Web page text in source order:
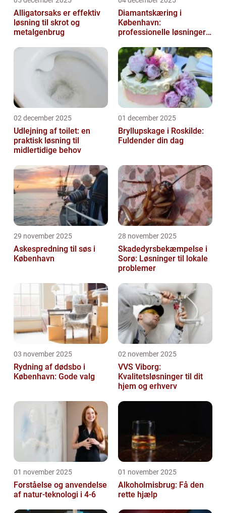
Alligatorsaks er effektiv
løsning til skrot og
metalgenbrug
Diamantskæring i
København:
professionelle løsninger
02 december 2025
Udlejning af toilet: en
praktisk løsning til
midlertidige behov
01 december 2025
Bryllupskage i Roskilde:
Fuldender din dag
29 november 2025
Askespredning til søs i
København
28 november 2025
Skadedyrsbekæmpelse i
Sorø: Løsninger til lokale
problemer
03 november 2025
Rydning af dødsbo i
København: Gode valg
02 november 2025
VVS Viborg:
Kvalitetsløsninger til dit
hjem og erhverv
01 november 2025
Forståelse og anvendelse
af natur-teknologi i 4-6
01 november 2025
Alkoholmisbrug: Få den
rette hjælp